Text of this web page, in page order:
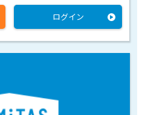
ログイン